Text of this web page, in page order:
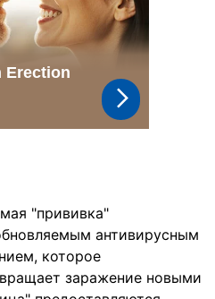
"прививка"
антивирусным
которое
заражение новыми